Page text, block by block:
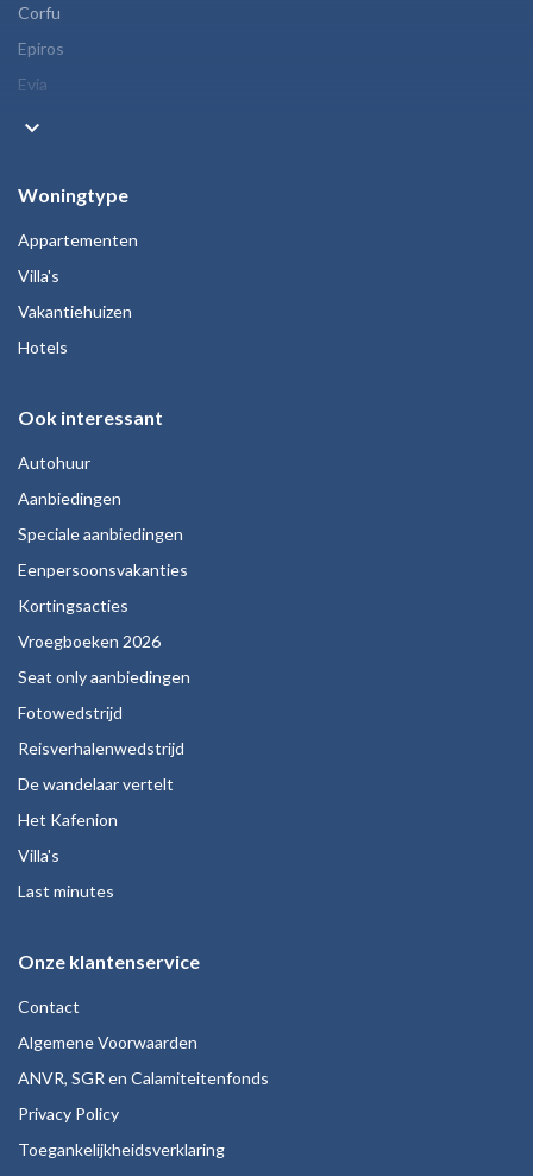
Corfu
Epiros
Evia
keyboard_arrow_down
Woningtype
Appartementen
Villa's
Vakantiehuizen
Hotels
Ook interessant
Autohuur
Aanbiedingen
Speciale aanbiedingen
Eenpersoonsvakanties
Kortingsacties
Vroegboeken 2026
Seat only aanbiedingen
Fotowedstrijd
Reisverhalenwedstrijd
De wandelaar vertelt
Het Kafenion
Villa's
Last minutes
Onze klantenservice
Contact
Algemene Voorwaarden
ANVR, SGR en Calamiteitenfonds
Privacy Policy
Toegankelijkheidsverklaring